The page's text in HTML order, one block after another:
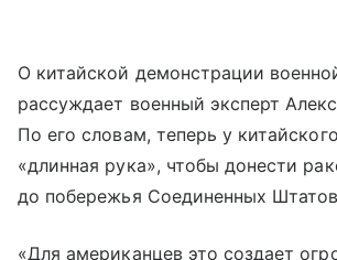
О китайской демонстрации
рассуждает военный эксперт
По его словам, теперь у
«длинная рука», чтобы донести
до побережья Соединенных
«Для американцев это создает